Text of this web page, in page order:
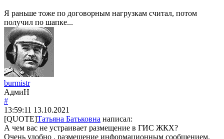
Я раньше тоже по договорным нагрузкам считал, потом
получил по шапке...
burmistr
АдмиН
#
13:59:11 13.10.2021
[QUOTE]Татьяна Батьковна написал:
А чем вас не устраивает размещение в ГИС ЖКХ?
Очень удобно , размещение информационным сообщением.